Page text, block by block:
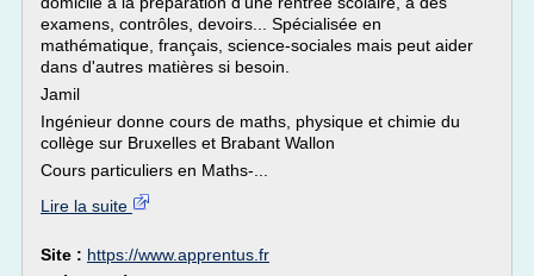
examens, contrôles, devoirs... Spécialisée en
mathématique, français, science-sociales mais peut aider
dans d'autres matières si besoin.
Jamil
Ingénieur donne cours de maths, physique et chimie du
collège sur Bruxelles et Brabant Wallon
Cours particuliers en Maths-...
Lire la suite
Site : https://www.apprentus.fr